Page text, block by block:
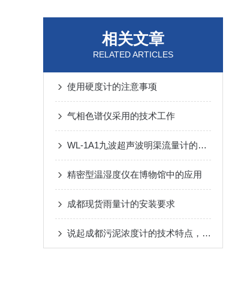
相关文章
RELATED ARTICLES
使用硬度计的注意事项
气相色谱仪采用的技术工作
WL-1A1九波超声波明渠流量计的主要技术指标及技术参数
精密型温湿度仪在博物馆中的应用
成都现货雨量计的安装要求
说起成都污泥浓度计的技术特点，你有什么看法呢？